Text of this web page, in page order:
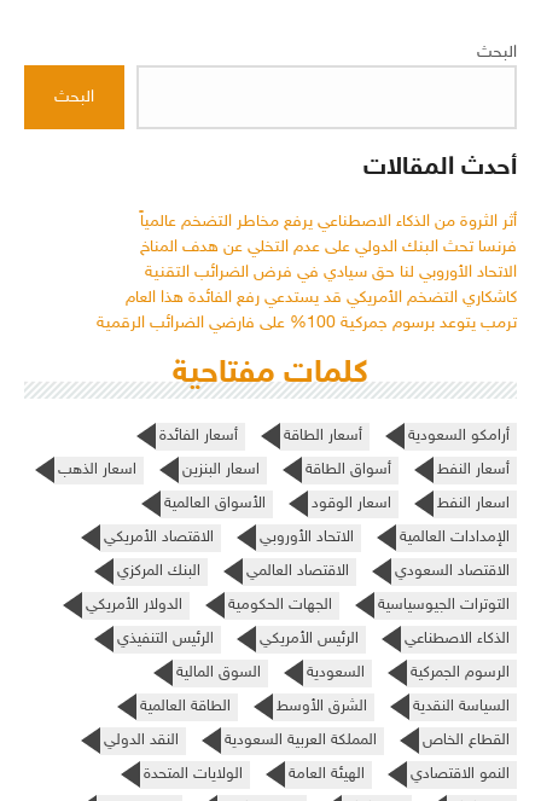
البحث
البحث
أحدث المقالات
أثر الثروة من الذكاء الاصطناعي يرفع مخاطر التضخم عالمياً
فرنسا تحث البنك الدولي على عدم التخلي عن هدف المناخ
الاتحاد الأوروبي لنا حق سيادي في فرض الضرائب التقنية
كاشكاري التضخم الأمريكي قد يستدعي رفع الفائدة هذا العام
ترمب يتوعد برسوم جمركية 100% على فارضي الضرائب الرقمية
كلمات مفتاحية
أرامكو السعودية أسعار الطاقة
أسعار الفائدة
أسعار النفط
أسواق الطاقة اسعار البنزين
اسعار الذهب
اسعار النفط
اسعار الوقود
الأسواق العالمية
الإمدادات العالمية
الاتحاد الأوروبي
الاقتصاد الأمريكي
الاقتصاد السعودي
الاقتصاد العالمي
البنك المركزي
التوترات الجيوسياسية
الجهات الحكومية
الدولار الأمريكي
الذكاء الاصطناعي
الرئيس الأمريكي
الرئيس التنفيذي
الرسوم الجمركية
السعودية
السوق المالية
السياسة النقدية
الشرق الأوسط
الطاقة العالمية
القطاع الخاص
المملكة العربية السعودية
النقد الدولي
النمو الاقتصادي
الهيئة العامة
الولايات المتحدة